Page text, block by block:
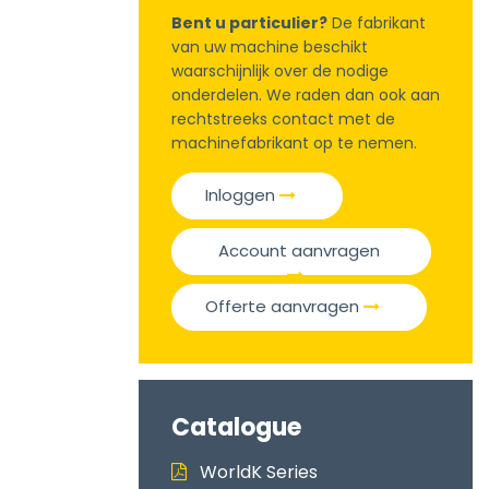
Bent u particulier? De fabrikant
van uw machine beschikt
waarschijnlijk over de nodige
onderdelen. We raden dan ook aan
rechtstreeks contact met de
machinefabrikant op te nemen.
Inloggen
Account aanvragen
Offerte aanvragen
Catalogue
WorldK Series